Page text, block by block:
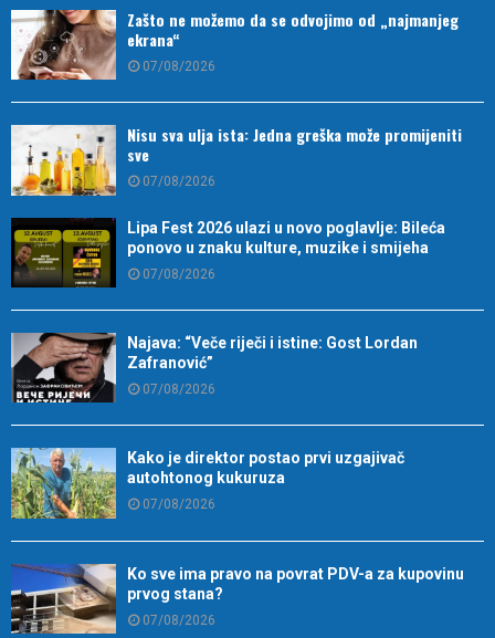
Zašto ne možemo da se odvojimo od „najmanjeg
ekrana“
07/08/2026
Nisu sva ulja ista: Jedna greška može promijeniti
sve
07/08/2026
Lipa Fest 2026 ulazi u novo poglavlje: Bileća
ponovo u znaku kulture, muzike i smijeha
07/08/2026
Najava: “Veče riječi i istine: Gost Lordan
Zafranović”
07/08/2026
Kako je direktor postao prvi uzgajivač
autohtonog kukuruza
07/08/2026
Ko sve ima pravo na povrat PDV-a za kupovinu
prvog stana?
07/08/2026